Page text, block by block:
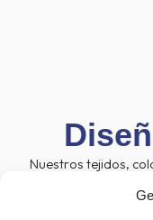
Nuestros tejidos,